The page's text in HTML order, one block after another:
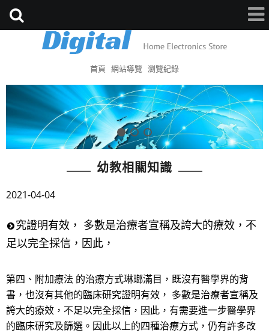
首頁 網站導覽 瀏覽紀錄
幼教相關知識
2021-04-04
究證明有效， 多數是治療者宣稱及誇大的療效，不
足以完全採信，因此，
第四、附加療法 的治療方式琳瑯滿目，既沒有醫學界的背
書，也沒有其他的臨床研究證明有效， 多數是治療者宣稱及
誇大的療效，不足以完全採信，因此，有需要進一步醫學界
的臨床研究及篩選。因此以上的四種治療方式，仍有許多改